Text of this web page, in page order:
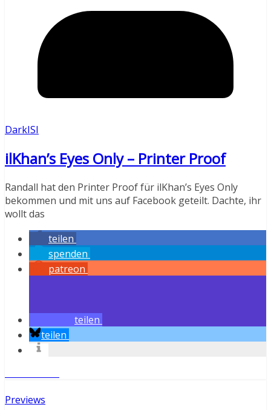
DarkISI
ilKhan’s Eyes Only – Printer Proof
Randall hat den Printer Proof für ilKhan’s Eyes Only
bekommen und mit uns auf Facebook geteilt. Dachte, ihr
wollt das
teilen
spenden
patreon
teilen
teilen
Previews